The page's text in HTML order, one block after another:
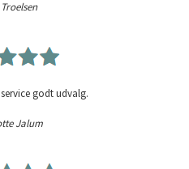
godt udvalg.
Jalum